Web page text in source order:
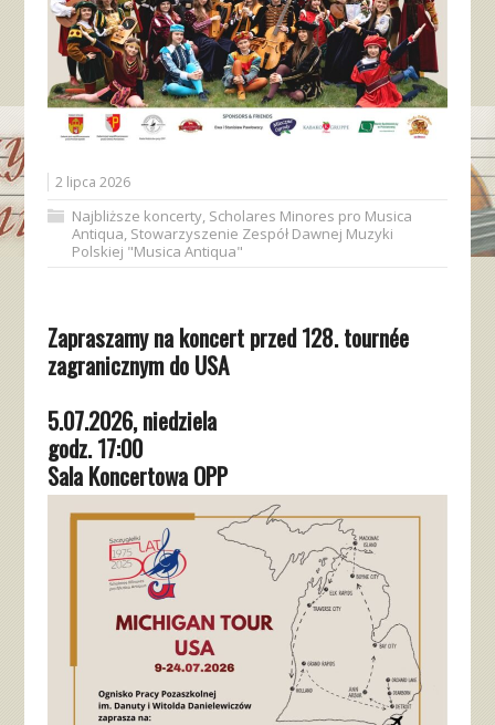
2 lipca 2026
Najbliższe koncerty, Scholares Minores pro Musica
Antiqua, Stowarzyszenie Zespół Dawnej Muzyki
Polskiej "Musica Antiqua"
Zapraszamy na koncert przed 128. tournée
zagranicznym do USA
5.07.2026, niedziela
godz. 17:00
Sala Koncertowa OPP